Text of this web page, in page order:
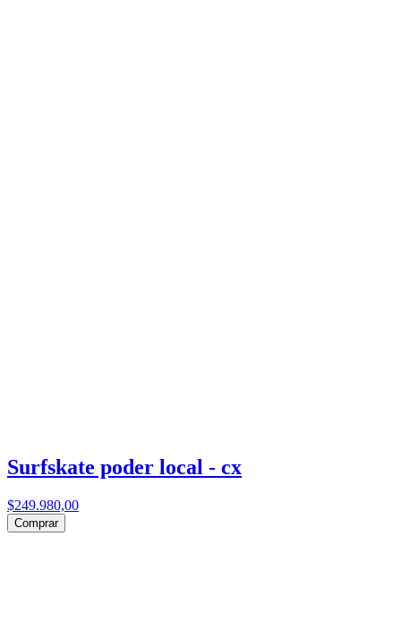
Surfskate poder local - cx
$249.980,00
Comprar